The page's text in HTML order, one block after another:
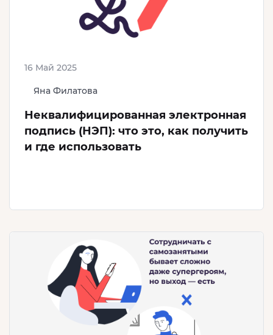
Яна Филатова
16 Май 2025
Неквалифицированная электронная
подпись (НЭП): что это, как получить
и где использовать